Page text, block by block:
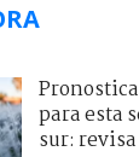
para esta
sur: